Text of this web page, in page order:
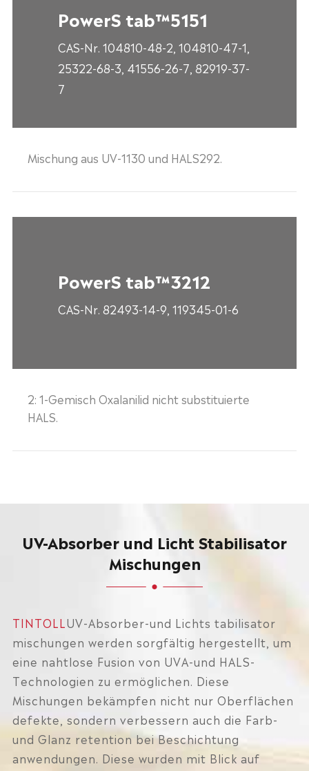
PowerS tab™5151
CAS-Nr. 104810-48-2, 104810-47-1,
25322-68-3, 41556-26-7, 82919-37-
7
Mischung aus UV-1130 und HALS292.
PowerS tab™3212
CAS-Nr. 82493-14-9, 119345-01-6
2: 1-Gemisch Oxalanilid nicht substituierte
HALS.
UV-Absorber und Licht Stabilisator
Mischungen
TINTOLL UV-Absorber-und Lichts tabilisator
mischungen werden sorgfältig hergestellt, um
eine nahtlose Fusion von UVA-und HALS-
Technologien zu ermöglichen. Diese
Mischungen bekämpfen nicht nur Oberflächen
defekte, sondern verbessern auch die Farb-
und Glanz retention bei Beschichtung
anwendungen. Diese wurden mit Blick auf